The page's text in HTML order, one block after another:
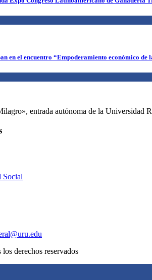
en el encuentro “Empoderamiento económico
entrada autónoma de la Universidad
Social
derechos reservados